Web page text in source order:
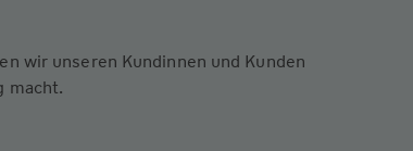
wir unseren Kundinnen und Kunden
macht.